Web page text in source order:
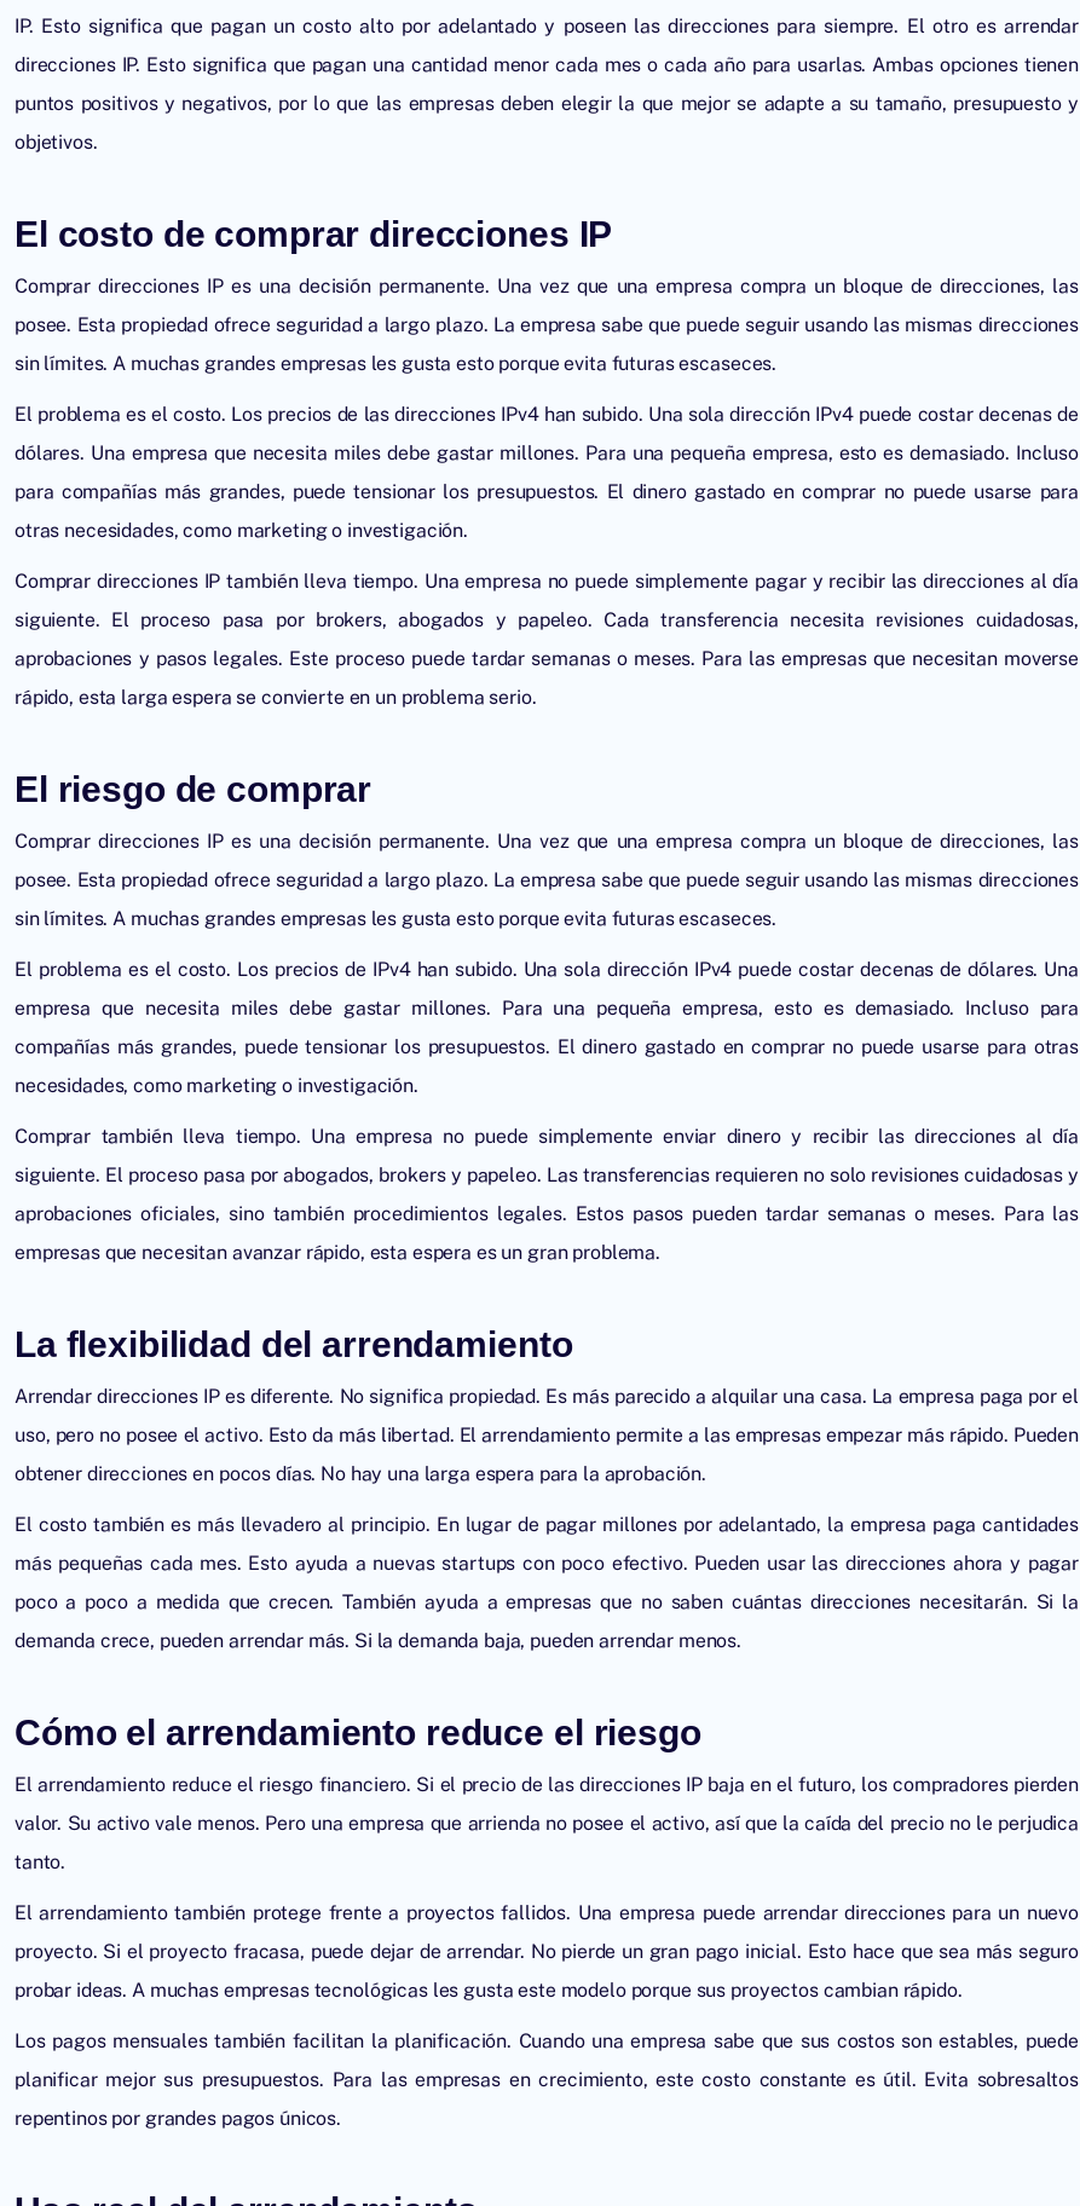
IP. Esto significa que pagan un costo alto por adelantado y poseen las direcciones para siempre. El otro es arrendar
direcciones IP. Esto significa que pagan una cantidad menor cada mes o cada año para usarlas. Ambas opciones tienen
puntos positivos y negativos, por lo que las empresas deben elegir la que mejor se adapte a su tamaño, presupuesto y
objetivos.
El costo de comprar direcciones IP
Comprar direcciones IPes una decisión permanente. Una vez que una empresa compra un bloque de direcciones, las
posee. Esta propiedad ofrece seguridad a largo plazo. La empresa sabe que puede seguir usando las mismas direcciones
sin límites. A muchas grandes empresas les gusta esto porque evita futuras escaseces.
El problema es el costo. Los precios de las direcciones IPv4 han subido. Una sola dirección IPv4 puede costar decenas de
dólares. Una empresa que necesita miles debe gastar millones. Para una pequeña empresa, esto es demasiado. Incluso
para compañías más grandes, puede tensionar los presupuestos. El dinero gastado en comprar no puede usarse para
otras necesidades, como marketing o investigación.
Comprar direcciones IP también lleva tiempo. Una empresa no puede simplemente pagar y recibir las direcciones al día
siguiente. El proceso pasa por brokers, abogados y papeleo. Cada transferencia necesita revisiones cuidadosas,
aprobaciones y pasos legales. Este proceso puede tardar semanas o meses. Para las empresas que necesitan moverse
rápido, esta larga espera se convierte en un problema serio.
El riesgo de comprar
Comprar direcciones IP es una decisión permanente. Una vez que una empresa compra un bloque de direcciones, las
posee. Esta propiedad ofrece seguridad a largo plazo. La empresa sabe que puede seguir usando las mismas direcciones
sin límites. A muchas grandes empresas les gusta esto porque evita futuras escaseces.
El problema es el costo. Los precios de IPv4han subido. Una sola dirección IPv4 puede costar decenas de dólares. Una
empresa que necesita miles debe gastar millones. Para una pequeña empresa, esto es demasiado. Incluso para
compañías más grandes, puede tensionar los presupuestos. El dinero gastado en comprar no puede usarse para otras
necesidades, como marketing o investigación.
Comprar también lleva tiempo. Una empresa no puede simplemente enviar dinero y recibir las direcciones al día
siguiente. El proceso pasa por abogados, brokers y papeleo. Las transferencias requieren no solo revisiones cuidadosas y
aprobaciones oficiales, sino también procedimientos legales. Estos pasos pueden tardar semanas o meses. Para las
empresas que necesitan avanzar rápido, esta espera es un gran problema.
La flexibilidad del arrendamiento
Arrendar direcciones IPes diferente. No significa propiedad. Es más parecido a alquilar una casa. La empresa paga por el
uso, pero no posee el activo. Esto da más libertad. El arrendamiento permite a las empresas empezar más rápido. Pueden
obtener direcciones en pocos días. No hay una larga espera para la aprobación.
El costo también es más llevadero al principio. En lugar de pagar millones por adelantado, la empresa paga cantidades
más pequeñas cada mes. Esto ayuda a nuevas startups con poco efectivo. Pueden usar las direcciones ahora y pagar
poco a poco a medida que crecen. También ayuda a empresas que no saben cuántas direcciones necesitarán. Si la
demanda crece, pueden arrendar más. Si la demanda baja, pueden arrendar menos.
Cómo el arrendamiento reduce el riesgo
El arrendamiento reduce el riesgo financiero. Si el precio de las direcciones IP baja en el futuro, los compradores pierden
valor. Su activo vale menos. Pero una empresa que arrienda no posee el activo, así que la caída del precio no le perjudica
tanto.
El arrendamiento también protege frente a proyectos fallidos. Una empresa puede arrendar direcciones para un nuevo
proyecto. Si el proyecto fracasa, puede dejar de arrendar. No pierde un gran pago inicial. Esto hace que sea más seguro
probar ideas. A muchas empresas tecnológicas les gusta este modelo porque sus proyectos cambian rápido.
Los pagos mensuales también facilitan la planificación. Cuando una empresa sabe que sus costos son estables, puede
planificar mejor sus presupuestos. Para las empresas en crecimiento, este costo constante es útil. Evita sobresaltos
repentinos por grandes pagos únicos.